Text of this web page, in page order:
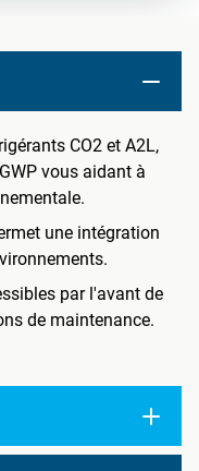
CO2 et A2L,
vous aidant à
une intégration
par l'avant de
de maintenance.